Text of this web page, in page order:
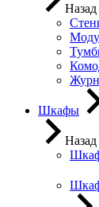
Назад
Шкафы
Назад